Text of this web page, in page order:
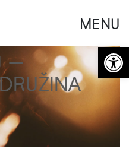
MENU
—